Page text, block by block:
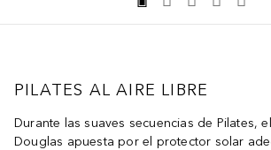
PILATES AL AIRE LIBRE
Durante las suaves secuencias de Pilates,
Douglas apuesta por el protector solar